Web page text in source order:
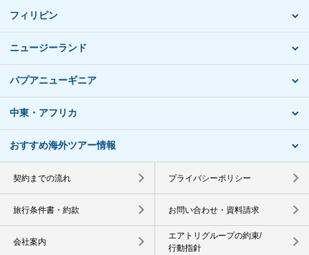
フィリピン
ニュージーランド
パプアニューギニア
中東・アフリカ
おすすめ海外ツアー情報
契約までの流れ プライバシーポリシー
旅行条件書・約款 お問い合わせ・資料請求
会社案内
エアトリグループの約束/
行動指針